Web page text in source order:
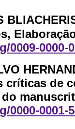
0000-
críticas de
0001-